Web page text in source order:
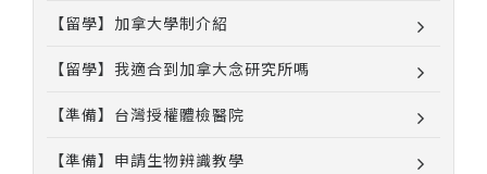
【留學】加拿大學制介紹
【留學】我適合到加拿大念研究所嗎
【準備】台灣授權體檢醫院
【準備】申請生物辨識教學